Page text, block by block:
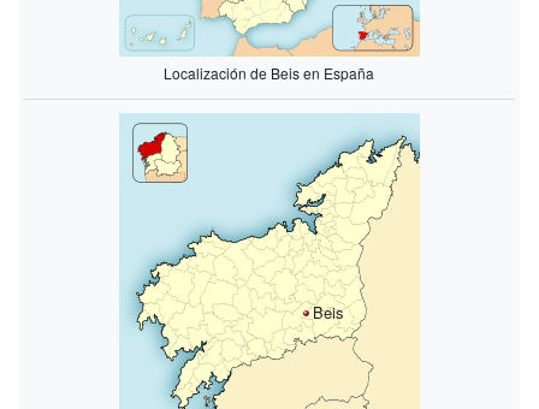
Localización de Beis en España
Beis